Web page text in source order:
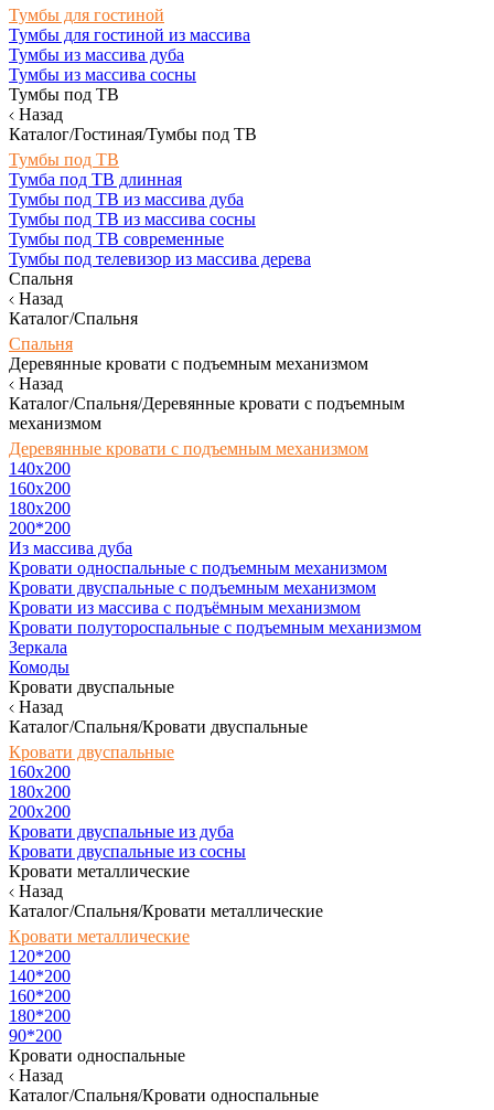
Тумбы для гостиной
Тумбы для гостиной из массива
Тумбы из массива дуба
Тумбы из массива сосны
Тумбы под ТВ
Назад
Каталог/Гостиная/Тумбы под ТВ
Тумбы под ТВ
Тумба под ТВ длинная
Тумбы под ТВ из массива дуба
Тумбы под ТВ из массива сосны
Тумбы под ТВ современные
Тумбы под телевизор из массива дерева
Спальня
Назад
Каталог/Спальня
Спальня
Деревянные кровати с подъемным механизмом
Назад
Каталог/Спальня/Деревянные кровати с подъемным
механизмом
Деревянные кровати с подъемным механизмом
140x200
160х200
180х200
200*200
Из массива дуба
Кровати односпальные с подъемным механизмом
Кровати двуспальные с подъемным механизмом
Кровати из массива с подъёмным механизмом
Кровати полутороспальные с подъемным механизмом
Зеркала
Комоды
Кровати двуспальные
Назад
Каталог/Спальня/Кровати двуспальные
Кровати двуспальные
160х200
180x200
200x200
Кровати двуспальные из дуба
Кровати двуспальные из сосны
Кровати металлические
Назад
Каталог/Спальня/Кровати металлические
Кровати металлические
120*200
140*200
160*200
180*200
90*200
Кровати односпальные
Назад
Каталог/Спальня/Кровати односпальные